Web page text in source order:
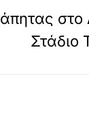
στο
Στάδιο